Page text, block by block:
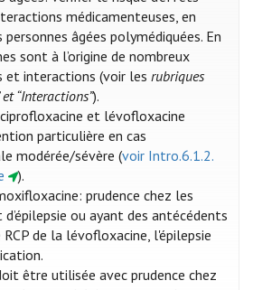
médicamenteuses, en
âgées polymédiquées. En
sont à l’origine de nombreux
et interactions (voir lesrubriques
“Interactions”).
et lévofloxacine
particulière en cas
modérée/sévère (voir Intro.6.1.2.
).
prudence chez les
ou ayant des antécédents
RCP de la lévofloxacine, l'épilepsie
être utilisée avec prudence chez